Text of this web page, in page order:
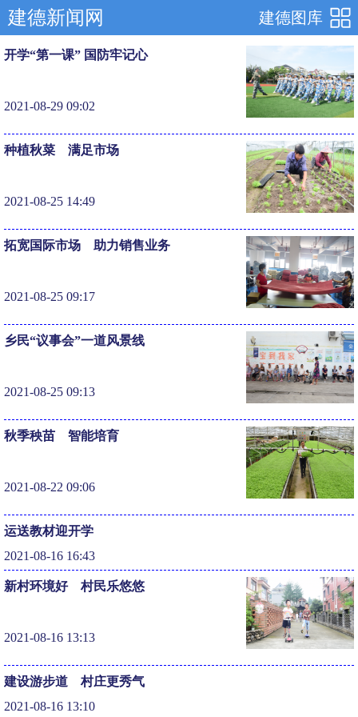
建德图库
建德新闻网
开学“第一课” 国防牢记心
2021-08-29 09:02
种植秋菜 满足市场
2021-08-25 14:49
拓宽国际市场 助力销售业务
2021-08-25 09:17
乡民“议事会”一道风景线
2021-08-25 09:13
秋季秧苗 智能培育
2021-08-22 09:06
运送教材迎开学
2021-08-16 16:43
新村环境好 村民乐悠悠
2021-08-16 13:13
建设游步道 村庄更秀气
2021-08-16 13:10